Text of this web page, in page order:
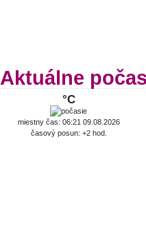
Aktuálne
°C
miestny čas: 06:21 09.08.2026
časový posun: +2 hod.